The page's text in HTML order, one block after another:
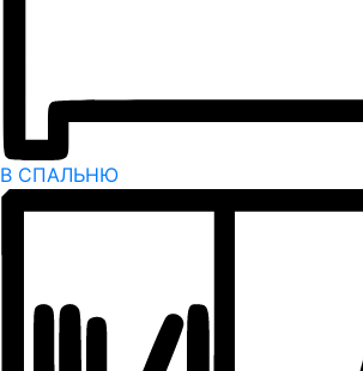
В СПАЛЬНЮ